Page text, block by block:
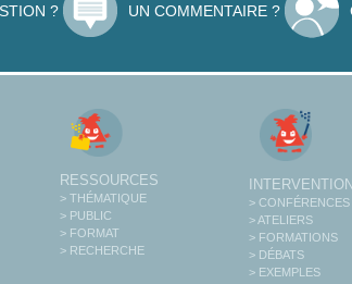
? UN COMMENTAIRE ?
RESSOURCES
> THÉMATIQUE
> PUBLIC
> FORMAT
> RECHERCHE
> CONFÉRENCES
> ATELIERS
> FORMATIONS
> DÉBATS
> EXEMPLES